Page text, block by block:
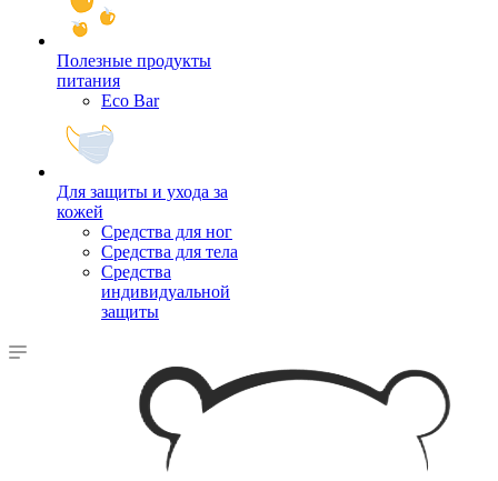
Полезные продукты
питания
Eco Bar
Для защиты и ухода за
кожей
Средства для ног
Средства для тела
Средства
индивидуальной
защиты